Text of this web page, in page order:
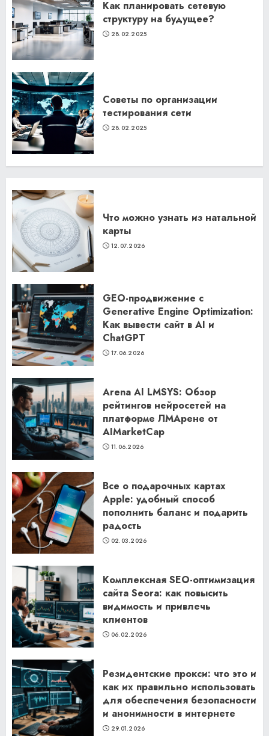
Как планировать сетевую
структуру на будущее?
28.02.2025
Советы по организации
тестирования сети
28.02.2025
Что можно узнать из натальной
карты
12.07.2026
GEO-продвижение с
Generative Engine Optimization:
Как вывести сайт в AI и
ChatGPT
17.06.2026
Arena AI LMSYS: Обзор
рейтингов нейросетей на
платформе ЛМАрене от
AIMarketCap
11.06.2026
Все о подарочных картах
Apple: удобный способ
пополнить баланс и подарить
радость
02.03.2026
Комплексная SEO-оптимизация
сайта Seora: как повысить
видимость и привлечь
клиентов
06.02.2026
Резидентские прокси: что это и
как их правильно использовать
для обеспечения безопасности
и анонимности в интернете
29.01.2026